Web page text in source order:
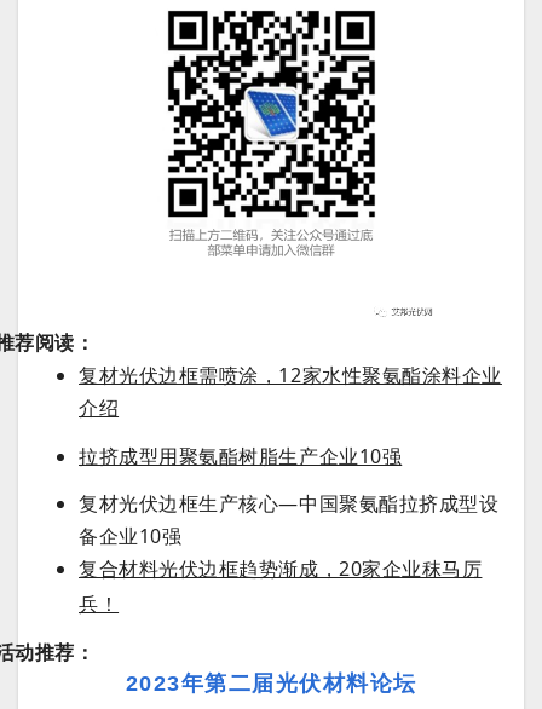
荐阅读：
复材光伏边框需喷涂，12家水性聚氨酯涂料企业
介绍
拉挤成型用聚氨酯树脂生产企业10强
复材光伏边框生产核心—中国聚氨酯拉挤成型设
备企业10强
复合材料光伏边框趋势渐成，20家企业秣马厉
兵！
动推荐：
2023年第二届光伏材料论坛